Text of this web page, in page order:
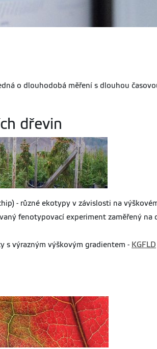
o dlouhodobá měření s dlouhou
dřevin
- různé ekotypy v závislosti na
fenotypovací experiment zaměřený na
s výrazným výškovým gradientem - KGFLD